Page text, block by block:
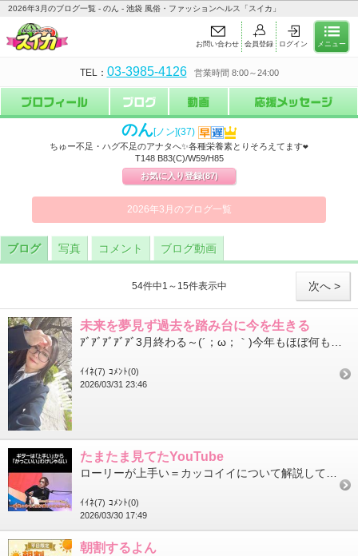
2026年3月のブログ一覧 - のん - 池袋 風俗・ファッションヘルス「スイカ」
お問い合わせ 会員登録 ログイン メニュー
TEL： 03-3985-4126 営業時間 8:00～24:00
のん[ノン](37)
ちゅー不足・ハグ不足のアナタへ✨各種栄養素とりそろえてます❤
T148 B83(C)/W59/H85
お気に入り登録(87)
2026年3月のブログ一覧
ブログ 写真 コメント ブログ動画
次へ >
54件中1～15件表示中
未来を夢見ず過去を踏み台に今を生きる
ｲｲﾈ(7) ｺﾒﾝﾄ(0)
2026/03/31 23:46
たまたま見てたYouTube
ｲｲﾈ(7) ｺﾒﾝﾄ(0)
2026/03/30 17:49
朝割するよん